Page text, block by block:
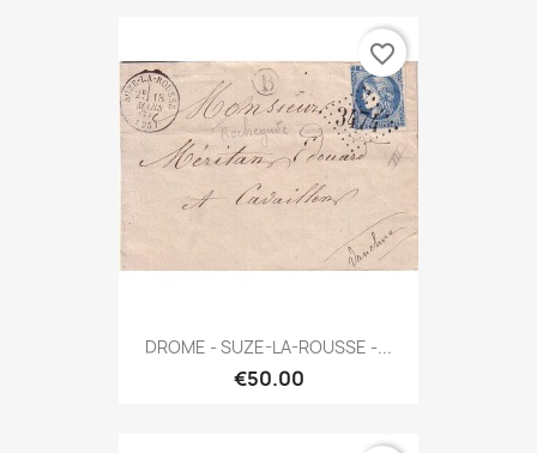
DROME - SUZE-LA-ROUSSE -...
€50.00
favorite_border